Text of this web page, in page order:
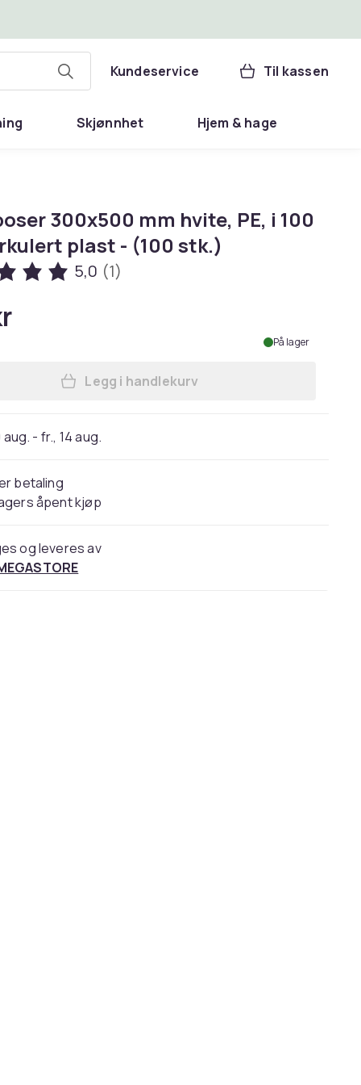
Kundeservice Til kassen
Skjønnhet Hjem & hage
300x500 mm hvite, PE, i 100
plast - (100 stk.)
5,0 (1)
På lager
Legg Fraktposer 300x500 mm
Legg i handlekurv
aug. - fr., 14 aug.
betaling
åpent kjøp
og leveres av